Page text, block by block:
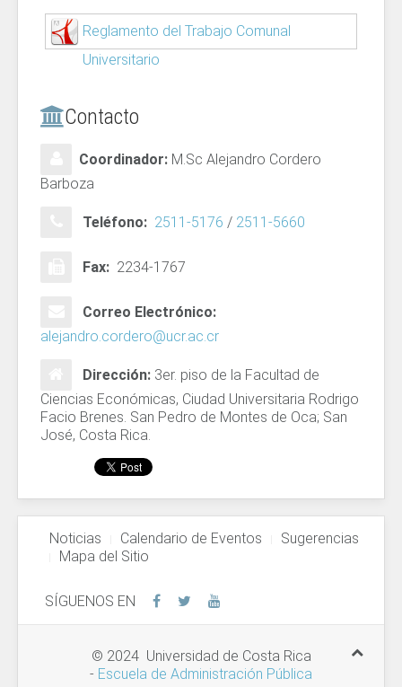
Reglamento del Trabajo Comunal
Universitario
Contacto
Coordinador: M.Sc Alejandro Cordero
Barboza
Teléfono: 2511-5176 / 2511-5660
Fax: 2234-1767
Correo Electrónico:
alejandro.cordero@ucr.ac.cr
Dirección: 3er. piso de la Facultad de
Ciencias Económicas, Ciudad Universitaria Rodrigo
Facio Brenes. San Pedro de Montes de Oca; San
José, Costa Rica.
Noticias Calendario de Eventos
Sugerencias
Mapa del Sitio
SÍGUENOS EN
© 2024 Universidad de Costa Rica
- Escuela de Administración Pública